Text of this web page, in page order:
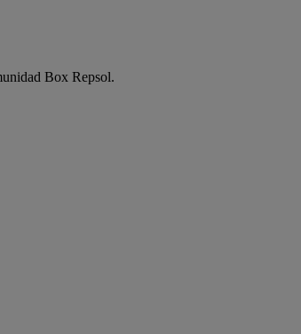
Box Repsol.